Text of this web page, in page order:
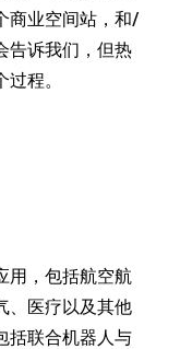
商业空间站，和/
告诉我们，但热
程。
用，包括航空航
、医疗以及其他
括联合机器人与